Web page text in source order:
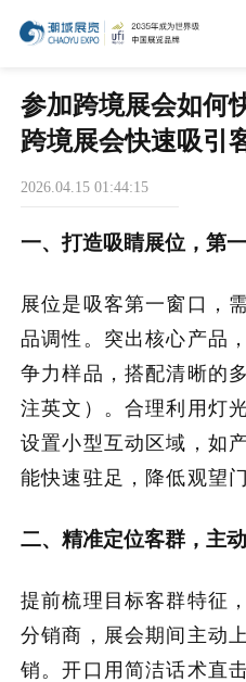
IEAE
IGHE
CHWE
商务合作
关于我们
加入潮域
参加跨境展会如何
跨境展会快速吸引
2026.04.15 01:44:15
一、打造吸睛展位，第
展位是吸客第一窗口，
品调性。突出核心产品
争力样品，搭配清晰的
注英文）。合理利用灯
设置小型互动区域，如
能快速驻足，降低观望门
二、精准定位客群，主
提前梳理目标客群特征
分销商，展会期间主动
销。开口用简洁话术直